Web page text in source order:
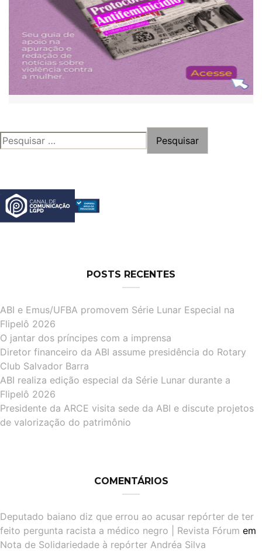
PESQUISAR
POR:
POSTS RECENTES
ABI e Emus/UFBA promovem Série Lunar Especial na
Flipelô 2026
O jantar dos príncipes com a imprensa
Diretor financeiro da ABI assume presidência do Rotary
Club Salvador Barra
ABI realiza edição especial da Série Lunar durante a
Flipelô 2026
Presidente da ARCE visita sede da ABI e discute projetos
de valorização do patrimônio
COMENTÁRIOS
Deputado baiano diz que errou ao acusar repórter de ter
feito pergunta racista a médico negro | Revista Fórum em
Nota de Solidariedade à repórter Andréa Silva